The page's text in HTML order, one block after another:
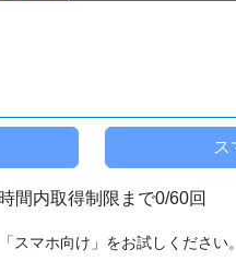
間内取得制限まで0/60回
スマホ向け」をお試しください。